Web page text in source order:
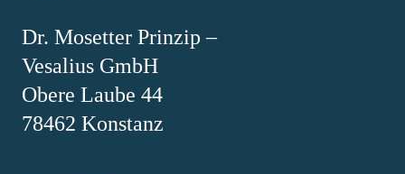
Dr. Mosetter Prinzip –
Vesalius GmbH
Obere Laube 44
78462 Konstanz